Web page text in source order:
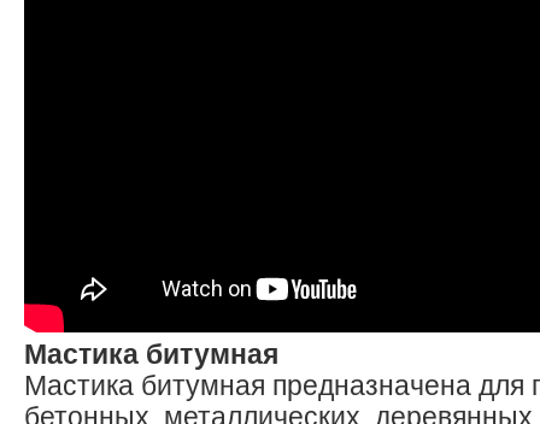
Мастика битумная
Мастика битумная предназначена для
бетонных, металлических, деревянных